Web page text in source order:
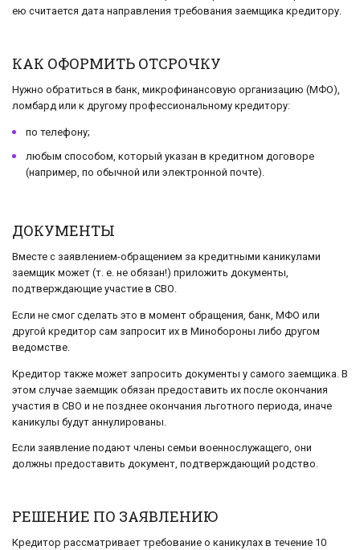
ею считается дата направления требования заемщика кредитору.
КАК ОФОРМИТЬ ОТСРОЧКУ
Нужно обратиться в банк, микрофинансовую организацию (МФО),
ломбард или к другому профессиональному кредитору:
по телефону;
любым способом, который указан в кредитном договоре
(например, по обычной или электронной почте).
ДОКУМЕНТЫ
Вместе с заявлением-обращением за кредитными каникулами
заемщик может (т. е. не обязан!) приложить документы,
подтверждающие участие в СВО.
Если не смог сделать это в момент обращения, банк, МФО или
другой кредитор сам запросит их в Минобороны либо другом
ведомстве.
Кредитор также может запросить документы у самого заемщика. В
этом случае заемщик обязан предоставить их после окончания
участия в СВО и не позднее окончания льготного периода, иначе
каникулы будут аннулированы.
Если заявление подают члены семьи военнослужащего, они
должны предоставить документ, подтверждающий родство.
РЕШЕНИЕ ПО ЗАЯВЛЕНИЮ
Кредитор рассматривает требование о каникулах в течение 10